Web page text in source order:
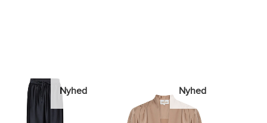
Nyhed Nyhed